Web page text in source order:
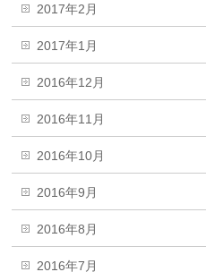
2017年2月
2017年1月
2016年12月
2016年11月
2016年10月
2016年9月
2016年8月
2016年7月